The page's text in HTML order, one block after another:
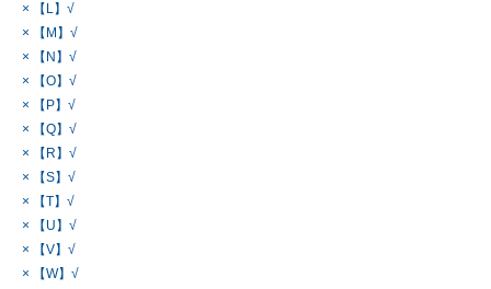
× 【L】√
× 【M】√
× 【N】√
× 【O】√
× 【P】√
× 【Q】√
× 【R】√
× 【S】√
× 【T】√
× 【U】√
× 【V】√
× 【W】√